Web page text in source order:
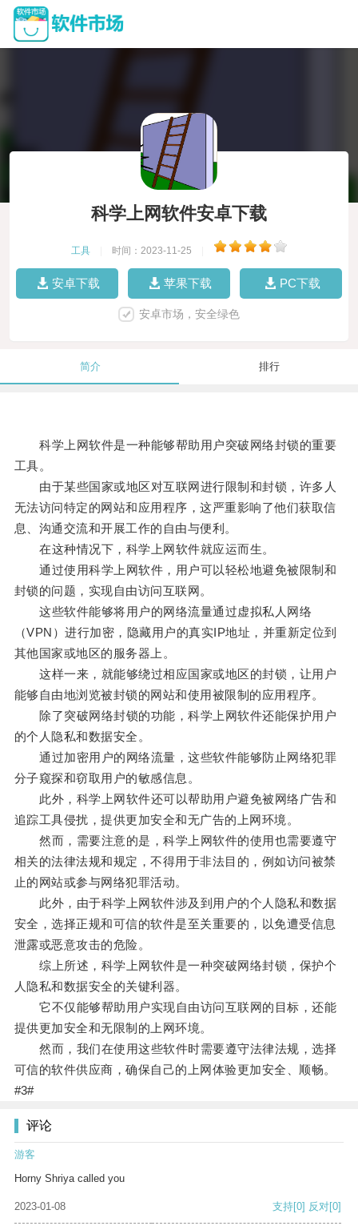
科学上网软件安卓下载
工具 时间：2023-11-25
安卓下载 苹果下载 PC下载
安卓市场，安全绿色
简介 排行
科学上网软件是一种能够帮助用户突破网络封锁的重要
工具。
由于某些国家或地区对互联网进行限制和封锁，许多人
无法访问特定的网站和应用程序，这严重影响了他们获取信
息、沟通交流和开展工作的自由与便利。
在这种情况下，科学上网软件就应运而生。
通过使用科学上网软件，用户可以轻松地避免被限制和
封锁的问题，实现自由访问互联网。
这些软件能够将用户的网络流量通过虚拟私人网络
（VPN）进行加密，隐藏用户的真实IP地址，并重新定位到
其他国家或地区的服务器上。
这样一来，就能够绕过相应国家或地区的封锁，让用户
能够自由地浏览被封锁的网站和使用被限制的应用程序。
除了突破网络封锁的功能，科学上网软件还能保护用户
的个人隐私和数据安全。
通过加密用户的网络流量，这些软件能够防止网络犯罪
分子窥探和窃取用户的敏感信息。
此外，科学上网软件还可以帮助用户避免被网络广告和
追踪工具侵扰，提供更加安全和无广告的上网环境。
然而，需要注意的是，科学上网软件的使用也需要遵守
相关的法律法规和规定，不得用于非法目的，例如访问被禁
止的网站或参与网络犯罪活动。
此外，由于科学上网软件涉及到用户的个人隐私和数据
安全，选择正规和可信的软件是至关重要的，以免遭受信息
泄露或恶意攻击的危险。
综上所述，科学上网软件是一种突破网络封锁，保护个
人隐私和数据安全的关键利器。
它不仅能够帮助用户实现自由访问互联网的目标，还能
提供更加安全和无限制的上网环境。
然而，我们在使用这些软件时需要遵守法律法规，选择
可信的软件供应商，确保自己的上网体验更加安全、顺畅。
#3#
评论
游客
Horny Shriya called you
2023-01-08 支持[0] 反对[0]